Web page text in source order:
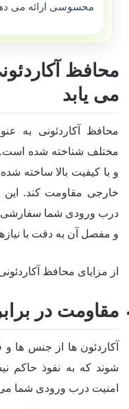
محسوسی ارائه می
محافظ
می یابد
محافظ آکاردئونی به
مختلف شناخته شده است.
و با کیفیت بالا ساخته
خارجی مقاومت کند. این
درب ورودی شما سفارشی
و مفصل آن به دقت با
از مزایای محافظ
مقاومت در
آکاردئون ها از جنس ها
شوند که به نفوذ حاکم
امنیت درب ورودی شما